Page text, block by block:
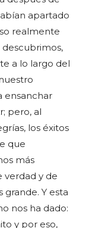
apartado
realmente
a lo largo del
ensanchar
pero, al
los éxitos
que
más
verdad y de
Y esta
nos ha dado:
y por eso,